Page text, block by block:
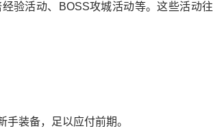
验活动、BOSS攻城活动等。这些活动往
装备，足以应付前期。